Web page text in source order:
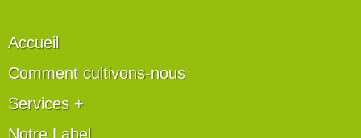
Accueil
Comment cultivons-nous
Services +
Notre Label